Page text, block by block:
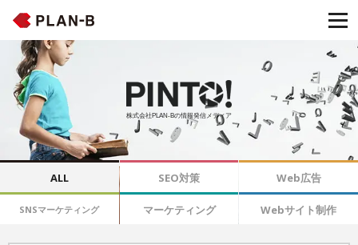
株式会社PLAN-Bの情報発信メディア
ALL SEO対策 Web広告
SNSマーケティング マーケティング Webサイト制作